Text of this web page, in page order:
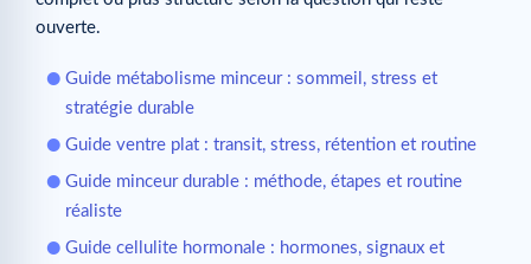
ouverte.
Guide métabolisme minceur : sommeil, stress et
stratégie durable
Guide ventre plat : transit, stress, rétention et routine
Guide minceur durable : méthode, étapes et routine
réaliste
Guide cellulite hormonale : hormones, signaux et